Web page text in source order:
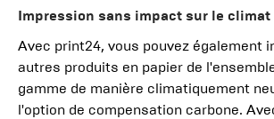
Impression sans impact sur le climat
Avec print24, vous pouvez également
autres produits en papier de
gamme de manière climatiquement
l'option de compensation carbone.